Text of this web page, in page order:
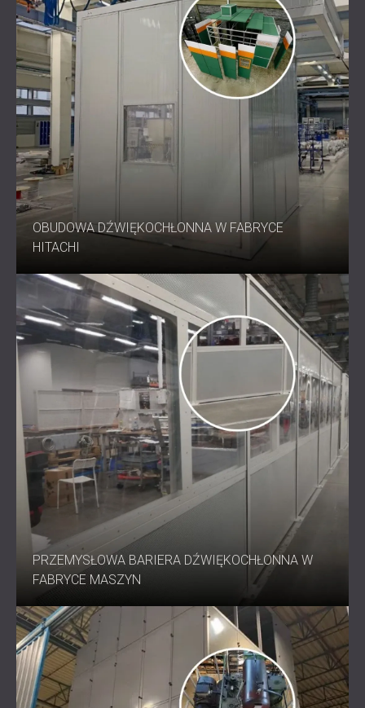
OBUDOWA DŹWIĘKOCHŁONNA W FABRYCE
HITACHI
PRZEMYSŁOWA BARIERA DŹWIĘKOCHŁONNA W
FABRYCE MASZYN